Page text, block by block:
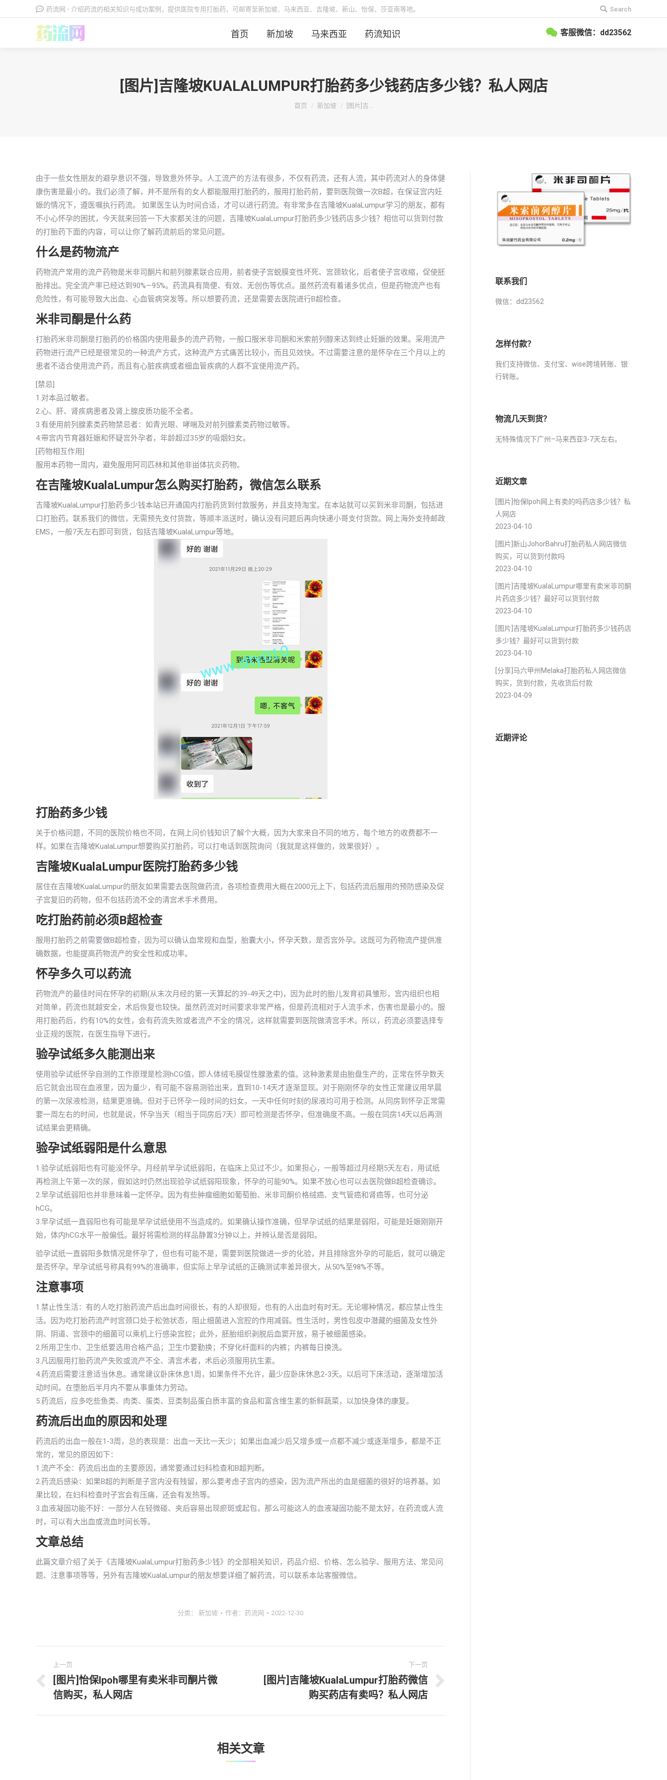
药流网 - 介绍药流的相关知识与成功案例，提供医院专用打胎药，可邮寄至新加坡、马来西亚、吉隆坡、新山、怡保、莎亚南等地。
搜
索：
Search
首页 新加坡 马来西亚 药流知识 客服微信：dd23562
[图片]吉隆坡KUALALUMPUR打胎药多少钱药店多少钱？私人网店
你在这里：
首页 新加坡 [图片]吉…
由于一些女性朋友的避孕意识不强，导致意外怀孕。人工流产的方法有很多，不仅有药流，还有人流，其中药流对人的身体健
康伤害是最小的。我们必须了解，并不是所有的女人都能服用打胎药的，服用打胎药前，要到医院做一次B超，在保证宫内妊
娠的情况下，遵医嘱执行药流。 如果医生认为时间合适，才可以进行药流。有非常多在吉隆坡KualaLumpur学习的朋友，都有
不小心怀孕的困扰，今天就来回答一下大家都关注的问题，吉隆坡KualaLumpur打胎药多少钱药店多少钱？相信可以货到付款
的打胎药下面的内容，可以让你了解药流前后的常见问题。
什么是药物流产
药物流产常用的流产药物是米非司酮片和前列腺素联合应用，前者使子宫蜕膜变性坏死、宫颈软化，后者使子宫收缩，促使胚
胎排出。完全流产率已经达到90%—95%。药流具有简便、有效、无创伤等优点。虽然药流有着诸多优点，但是药物流产也有
危险性，有可能导致大出血、心血管病突发等。所以想要药流，还是需要去医院进行B超检查。
米非司酮是什么药
打胎药米非司酮是打胎药的价格国内使用最多的流产药物，一般口服米非司酮和米索前列醇来达到终止妊娠的效果。采用流产
药物进行流产已经是很常见的一种流产方式，这种流产方式痛苦比较小，而且见效快。不过需要注意的是怀孕在三个月以上的
患者不适合使用流产药，而且有心脏疾病或者细血管疾病的人群不宜使用流产药。
[禁忌]
1.对本品过敏者。
2.心、肝、肾疾病患者及肾上腺皮质功能不全者。
3.有使用前列腺素类药物禁忌者：如青光眼、哮喘及对前列腺素类药物过敏等。
4.带宫内节育器妊娠和怀疑宫外孕者，年龄超过35岁的吸烟妇女。
[药物相互作用]
服用本药物一周内，避免服用阿司匹林和其他非畄体抗炎药物。
在吉隆坡KualaLumpur怎么购买打胎药，微信怎么联系
吉隆坡KualaLumpur打胎药多少钱本站已开通国内打胎药货到付款服务，并且支持淘宝。在本站就可以买到米非司酮，包括进
口打胎药。联系我们的微信，无需预先支付货款，等顺丰派送时，确认没有问题后再向快递小哥支付货款。网上海外支持邮政
EMS，一般7天左右即可到货，包括吉隆坡KualaLumpur等地。
打胎药多少钱
关于价格问题，不同的医院价格也不同，在网上问价钱知识了解个大概，因为大家来自不同的地方，每个地方的收费都不一
样。如果在吉隆坡KualaLumpur想要购买打胎药，可以打电话到医院询问（我就是这样做的，效果很好）。
吉隆坡KualaLumpur医院打胎药多少钱
居住在吉隆坡KualaLumpur的朋友如果需要去医院做药流，各项检查费用大概在2000元上下，包括药流后服用的预防感染及促
子宫复旧的药物，但不包括药流不全的清宫术手术费用。
吃打胎药前必须B超检查
服用打胎药之前需要做B超检查，因为可以确认血常规和血型，胎囊大小，怀孕天数，是否宫外孕。这既可为药物流产提供准
确数据，也能提高药物流产的安全性和成功率。
怀孕多久可以药流
药物流产的最佳时间在怀孕的初期(从末次月经的第一天算起的39-49天之中)，因为此时的胎儿发育初具雏形，宫内组织也相
对简单，药流也就越安全，术后恢复也较快。虽然药流对时间要求非常严格，但是药流相对于人流手术，伤害也是最小的。服
用打胎药后，约有10%的女性，会有药流失败或者流产不全的情况，这样就需要到医院做清宫手术。所以，药流必须要选择专
业正规的医院，在医生指导下进行。
验孕试纸多久能测出来
使用验孕试纸怀孕自测的工作原理是检测hCG值，即人体绒毛膜促性腺激素的值。这种激素是由胎盘生产的，正常在怀孕数天
后它就会出现在血液里，因为量少，有可能不容易测验出来，直到10-14天才逐渐显现。对于刚刚怀孕的女性正常建议用早晨
的第一次尿液检测，结果更准确。但对于已怀孕一段时间的妇女，一天中任何时刻的尿液均可用于检测。从同房到怀孕正常需
要一周左右的时间，也就是说，怀孕当天（相当于同房后7天）即可检测是否怀孕，但准确度不高。一般在同房14天以后再测
试结果会更精确。
验孕试纸弱阳是什么意思
1.验孕试纸弱阳也有可能没怀孕。月经前早孕试纸弱阳，在临床上见过不少。如果担心，一般等超过月经期5天左右，用试纸
再检测上午第一次的尿，假如这时仍然出现验孕试纸弱阳现象，怀孕的可能90%。如果不放心也可以去医院做B超检查确诊。
2.早孕试纸弱阳也并非意味着一定怀孕。因为有些肿瘤细胞如葡萄胎、米非司酮价格绒癌、支气管癌和肾癌等，也可分泌
hCG。
3.早孕试纸一直弱阳也有可能是早孕试纸使用不当造成的。如果确认操作准确，但早孕试纸的结果是弱阳，可能是妊娠刚刚开
始，体内hCG水平一般偏低。最好将需检测的样品静置3分钟以上，并辨认是否是弱阳。
验孕试纸一直弱阳多数情况是怀孕了，但也有可能不是，需要到医院做进一步的化验，并且排除宫外孕的可能后，就可以确定
是否怀孕。早孕试纸号称具有99%的准确率，但实际上早孕试纸的正确测试率差异很大，从50%至98%不等。
注意事项
1.禁止性生活：有的人吃打胎药流产后出血时间很长，有的人却很短，也有的人出血时有时无。无论哪种情况，都应禁止性生
活。因为吃打胎药流产时宫颈口处于松弛状态，阻止细菌进入宫腔的作用减弱。性生活时，男性包皮中潜藏的细菌及女性外
阴、阴道、宫颈中的细菌可以乘机上行感染宫腔；此外，胚胎组织剥脱后血窦开放，易于被细菌感染。
2.所用卫生巾、卫生纸要选用合格产品；卫生巾要勤换；不穿化纤面料的内裤；内裤每日换洗。
3.凡因服用打胎药流产失败或流产不全、清宫术者，术后必须服用抗生素。
4.药流后需要注意适当休息。通常建议卧床休息1周，如果条件不允许，最少应卧床休息2-3天。以后可下床活动，逐渐增加活
动时间。在堕胎后半月内不要从事重体力劳动。
5.药流后，应多吃些鱼类、肉类、蛋类、豆类制品蛋白质丰富的食品和富含维生素的新鲜蔬菜，以加快身体的康复。
药流后出血的原因和处理
药流后的出血一般在1-3周，总的表现是：出血一天比一天少；如果出血减少后又增多或一点都不减少或逐渐增多，都是不正
常的，常见的原因如下：
1.流产不全：药流后出血的主要原因，通常要通过妇科检查和B超判断。
2.药流后感染：如果B超的判断是子宫内没有残留，那么要考虑子宫内的感染，因为流产所出的血是细菌的很好的培养基。如
果比较，在妇科检查时子宫会有压痛，还会有发热等。
3.血液凝固功能不好：一部分人在轻微碰、夹后容易出现瘀斑或起包，那么可能这人的血液凝固功能不是太好，在药流或人流
时，可以有大出血或流血时间长等。
文章总结
此篇文章介绍了关于《吉隆坡KualaLumpur打胎药多少钱》的全部相关知识，药品介绍、价格、怎么验孕、服用方法、常见问
题、注意事项等等，另外有吉隆坡KualaLumpur的朋友想要详细了解药流，可以联系本站客服微信。
分类： 新加坡 作者： 药流网 2022-12-30
章
上一页
上
一
文
[图片]怡保lpoh哪里有卖米非司酮片微
信购买，私人网店
下一页
文
[图片]吉隆坡KualaLumpur打胎药微信
购买药店有卖吗？私人网店
相关文章
联系我们
微信：dd23562
怎样付款？
我们支持微信、支付宝、wise跨境转账、银
行转账。
物流几天到货？
无特殊情况下广州–马来西亚3-7天左右。
近期文章
[图片]怡保lpoh网上有卖的吗药店多少钱？私
人网店
2023-04-10
[图片]新山JohorBahru打胎药私人网店微信
购买，可以货到付款吗
2023-04-10
[图片]吉隆坡KualaLumpur哪里有卖米非司酮
片药店多少钱？最好可以货到付款
2023-04-10
[图片]吉隆坡KualaLumpur打胎药多少钱药店
多少钱？最好可以货到付款
2023-04-10
[分享]马六甲州Melaka打胎药私人网店微信
购买，货到付款，先收货后付款
2023-04-09
近期评论